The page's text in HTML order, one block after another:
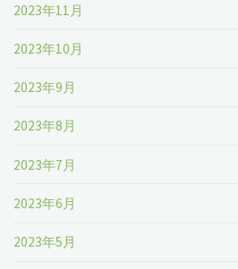
2023年11月
2023年10月
2023年9月
2023年8月
2023年7月
2023年6月
2023年5月